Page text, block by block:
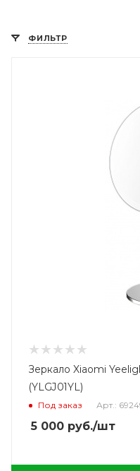
ФИЛЬТР
Зеркало Xiaomi
(YLGJ01YL)
Под заказ Арт.:
5 000 руб./шт